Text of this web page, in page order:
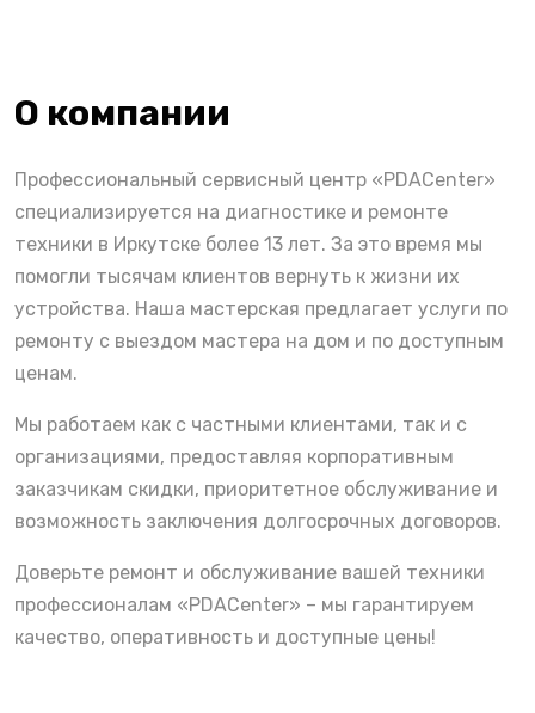
О компании
Профессиональный сервисный центр «PDACenter»
специализируется на диагностике и ремонте
техники в Иркутске более 13 лет. За это время мы
помогли тысячам клиентов вернуть к жизни их
устройства. Наша мастерская предлагает услуги по
ремонту с выездом мастера на дом и по доступным
ценам.
Мы работаем как с частными клиентами, так и с
организациями, предоставляя корпоративным
заказчикам скидки, приоритетное обслуживание и
возможность заключения долгосрочных договоров.
Доверьте ремонт и обслуживание вашей техники
профессионалам «PDACenter» – мы гарантируем
качество, оперативность и доступные цены!